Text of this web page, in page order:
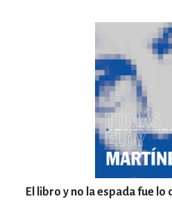
El libro y no la espada fue lo